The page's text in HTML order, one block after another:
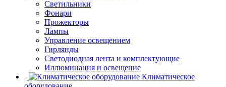
Светильники
Фонари
Прожекторы
Лампы
Управление освещением
Гирлянды
Светодиодная лента и комплектующие
Иллюминация и освещение
Климатическое